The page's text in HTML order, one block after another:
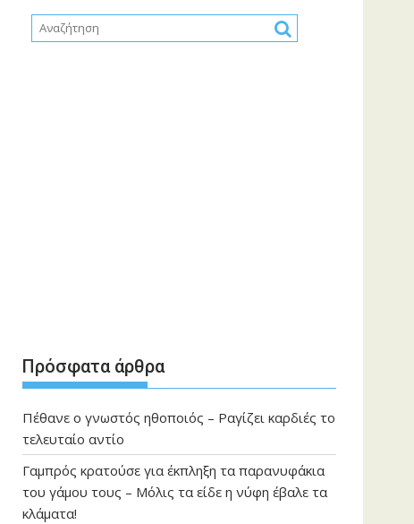
Πρόσφατα άρθρα
Πέθανε ο γνωστός ηθοποιός – Ραγίζει καρδιές το
τελευταίο αντίο
Γαμπρός κρατούσε για έκπληξη τα παρανυφάκια
του γάμου τους – Μόλις τα είδε η νύφη έβαλε τα
κλάματα!